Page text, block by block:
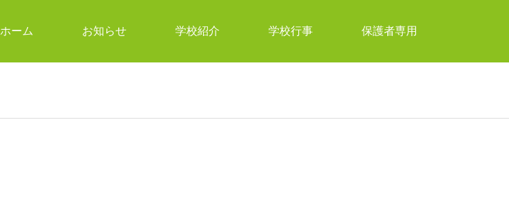
ホーム お知らせ 学校紹介 学校行事 保護者専用